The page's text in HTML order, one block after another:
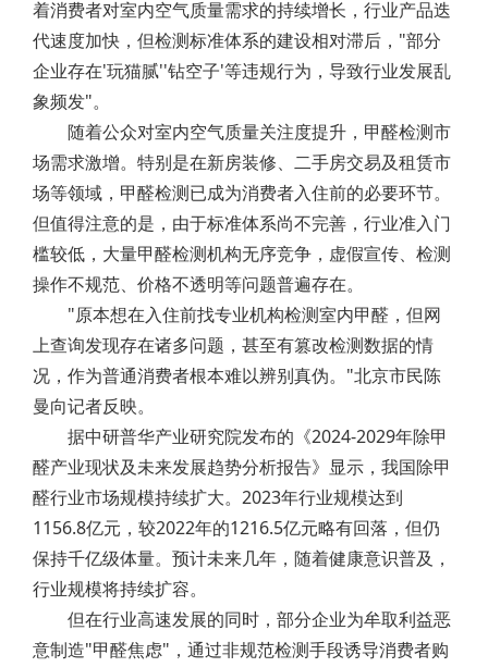
着消费者对室内空气质量需求的持续增长，行业产品迭
代速度加快，但检测标准体系的建设相对滞后，"部分
企业存在'玩猫腻''钻空子'等违规行为，导致行业发展乱
象频发"。
随着公众对室内空气质量关注度提升，甲醛检测市
场需求激增。特别是在新房装修、二手房交易及租赁市
场等领域，甲醛检测已成为消费者入住前的必要环节。
但值得注意的是，由于标准体系尚不完善，行业准入门
槛较低，大量甲醛检测机构无序竞争，虚假宣传、检测
操作不规范、价格不透明等问题普遍存在。
"原本想在入住前找专业机构检测室内甲醛，但网
上查询发现存在诸多问题，甚至有篡改检测数据的情
况，作为普通消费者根本难以辨别真伪。"北京市民陈
曼向记者反映。
据中研普华产业研究院发布的《2024-2029年除甲
醛产业现状及未来发展趋势分析报告》显示，我国除甲
醛行业市场规模持续扩大。2023年行业规模达到
1156.8亿元，较2022年的1216.5亿元略有回落，但仍
保持千亿级体量。预计未来几年，随着健康意识普及，
行业规模将持续扩容。
但在行业高速发展的同时，部分企业为牟取利益恶
意制造"甲醛焦虑"，通过非规范检测手段诱导消费者购